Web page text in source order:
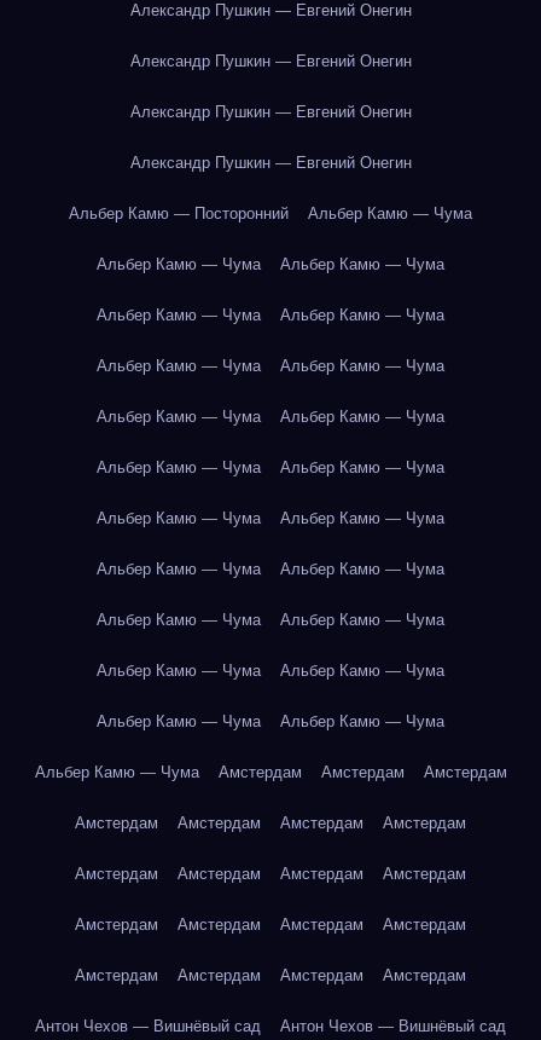
Александр Пушкин — Евгений Онегин
Александр Пушкин — Евгений Онегин
Александр Пушкин — Евгений Онегин
Александр Пушкин — Евгений Онегин
Альбер Камю — Посторонний Альбер Камю — Чума
Альбер Камю — Чума Альбер Камю — Чума
Альбер Камю — Чума Альбер Камю — Чума
Альбер Камю — Чума Альбер Камю — Чума
Альбер Камю — Чума Альбер Камю — Чума
Альбер Камю — Чума Альбер Камю — Чума
Альбер Камю — Чума Альбер Камю — Чума
Альбер Камю — Чума Альбер Камю — Чума
Альбер Камю — Чума Альбер Камю — Чума
Альбер Камю — Чума Альбер Камю — Чума
Альбер Камю — Чума Альбер Камю — Чума
Альбер Камю — Чума Амстердам Амстердам Амстердам
Амстердам Амстердам Амстердам Амстердам
Амстердам Амстердам Амстердам Амстердам
Амстердам Амстердам Амстердам Амстердам
Амстердам Амстердам Амстердам Амстердам
Антон Чехов — Вишнёвый сад Антон Чехов — Вишнёвый сад